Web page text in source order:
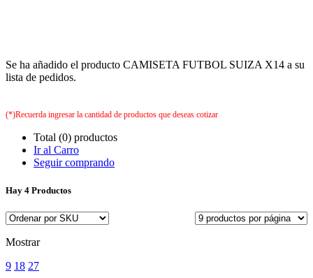
Se ha añadido el producto CAMISETA FUTBOL SUIZA X14 a su
lista de pedidos.
(*)Recuerda ingresar la cantidad de productos que deseas cotizar
Total (0) productos
Ir al Carro
Seguir comprando
Hay 4 Productos
Mostrar
9 18 27